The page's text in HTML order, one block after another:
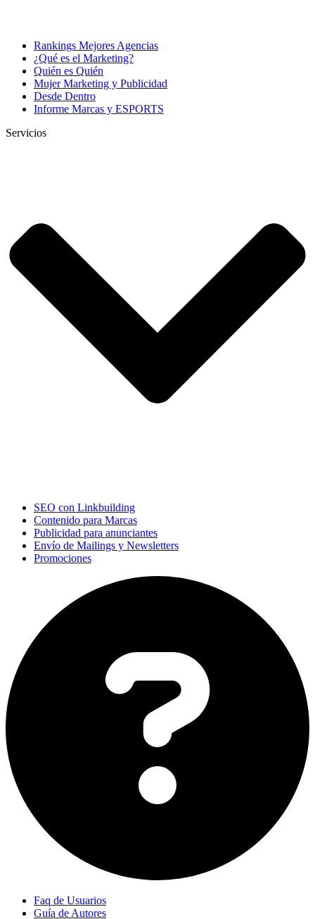
Rankings Mejores Agencias
¿Qué es el Marketing?
Quién es Quién
Mujer Marketing y Publicidad
Desde Dentro
Informe Marcas y ESPORTS
Servicios
SEO con Linkbuilding
Contenido para Marcas
Publicidad para anunciantes
Envío de Mailings y Newsletters
Promociones
Faq de Usuarios
Guía de Autores